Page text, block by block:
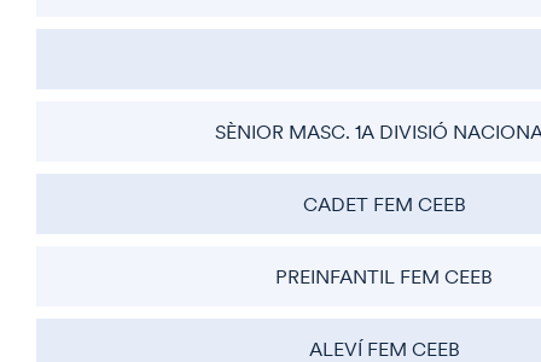
SÈNIOR MASC. 1A DIVISIÓ
CADET FEM CEEB
PREINFANTIL FEM CEEB
ALEVÍ FEM CEEB